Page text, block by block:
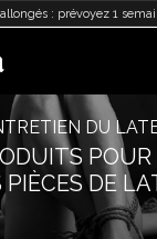
: prévoyez 1
DU
PIÈCES DE